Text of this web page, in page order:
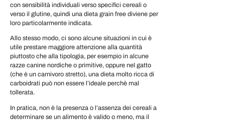
con sensibilità individuali verso specifici cereali o
verso il glutine, quindi una dieta grain free diviene per
loro particolarmente indicata.
Allo stesso modo, ci sono alcune situazioni in cui è
utile prestare maggiore attenzione alla quantità
piuttosto che alla tipologia, per esempio in alcune
razze canine nordiche o primitive, oppure nel gatto
(che è un carnivoro stretto), una dieta molto ricca di
carboidrati può non essere l’ideale perchè mal
tollerata.
In pratica, non è la presenza o l’assenza dei cereali a
determinare se un alimento è valido o meno, ma il